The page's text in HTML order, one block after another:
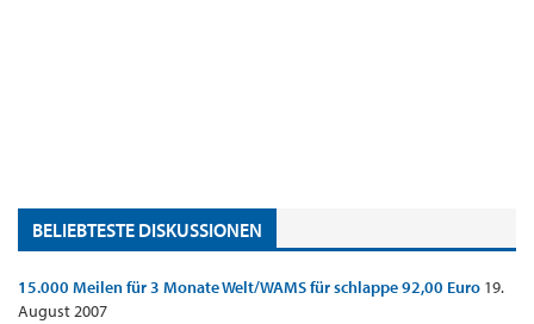
BELIEBTESTE DISKUSSIONEN
15.000 Meilen für 3 Monate Welt/WAMS für schlappe 92,00 Euro 19.
August 2007